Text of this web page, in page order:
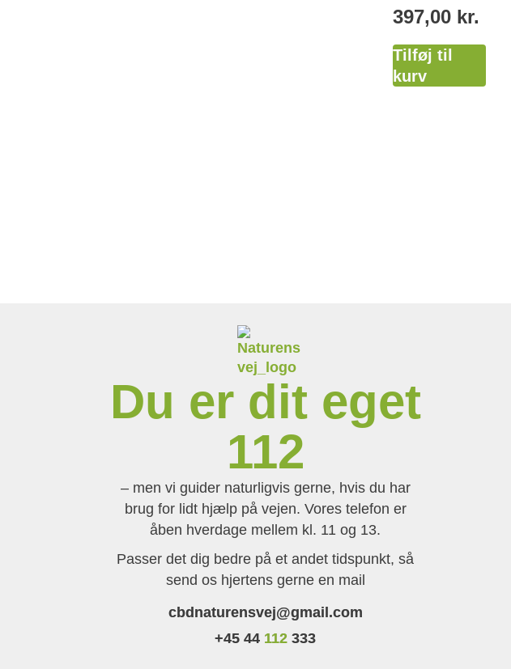
397,00 kr.
Tilføj til
kurv
Du er dit eget
112
– men vi guider naturligvis gerne, hvis du har
brug for lidt hjælp på vejen. Vores telefon er
åben hverdage mellem kl. 11 og 13.
Passer det dig bedre på et andet tidspunkt, så
send os hjertens gerne en mail
cbdnaturensvej@gmail.com
+45 44 112 333